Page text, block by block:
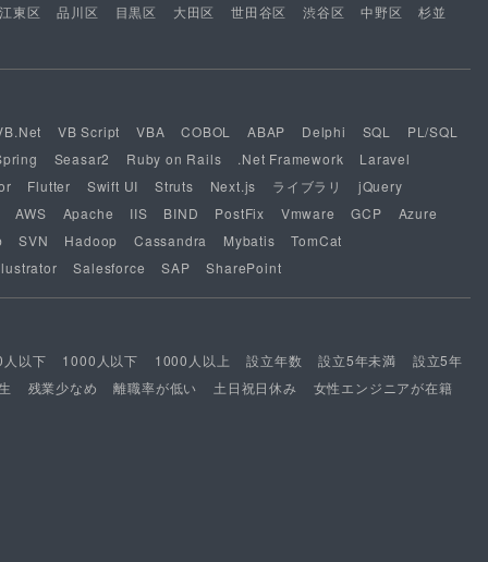
江東区 品川区 目黒区 大田区 世田谷区 渋谷区 中野区 杉並
VB Script VBA COBOL ABAP Delphi SQL
PL/SQL
Seasar2 Ruby on Rails .Net Framework
Laravel
Flutter Swift UI Struts Next.js ライブラリ
jQuery
AWS
Apache IIS BIND PostFix Vmware GCP
Azure
SVN Hadoop Cassandra Mybatis
TomCat
Salesforce SAP SharePoint
以下 1000人以下 1000人以上 設立年数 設立5年未満
設立5年
残業少なめ 離職率が低い 土日祝日休み 女性エンジニアが在籍